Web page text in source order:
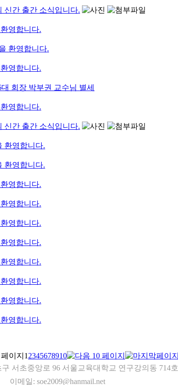
신간 출간 소식입니다.
영합니다.
환영합니다.
영합니다.
회장 박부권 교수님 별세
영합니다.
신간 출간 소식입니다.
환영합니다.
환영합니다.
영합니다.
영합니다.
영합니다.
영합니다.
영합니다.
영합니다.
영합니다.
영합니다.
1 2345678910
서초중앙로 96 서울교육대학교 연구강의동 714호
이메일: soe2009@hanmail.net